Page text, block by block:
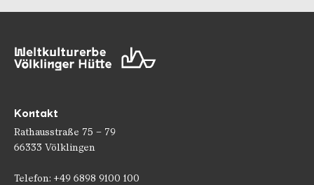
Kontakt
Rathausstraße 75 – 79
66333 Völklingen
Telefon: +49 6898 9100 100